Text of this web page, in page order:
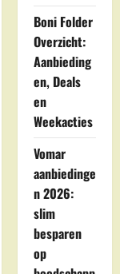
Boni Folder
Overzicht:
Aanbieding
en, Deals
en
Weekacties
Vomar
aanbiedinge
n 2026:
slim
besparen
op